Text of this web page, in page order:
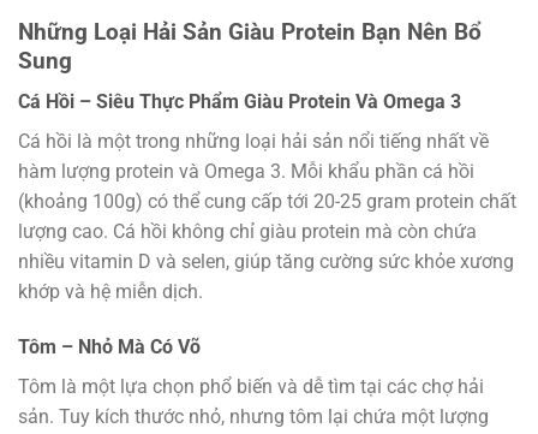
Những Loại Hải Sản Giàu Protein Bạn Nên Bổ
Sung
Cá Hồi – Siêu Thực Phẩm Giàu Protein Và Omega 3
Cá hồi là một trong những loại hải sản nổi tiếng nhất về
hàm lượng protein và Omega 3. Mỗi khẩu phần cá hồi
(khoảng 100g) có thể cung cấp tới 20-25 gram protein chất
lượng cao. Cá hồi không chỉ giàu protein mà còn chứa
nhiều vitamin D và selen, giúp tăng cường sức khỏe xương
khớp và hệ miễn dịch.
Tôm – Nhỏ Mà Có Võ
Tôm là một lựa chọn phổ biến và dễ tìm tại các chợ hải
sản. Tuy kích thước nhỏ, nhưng tôm lại chứa một lượng